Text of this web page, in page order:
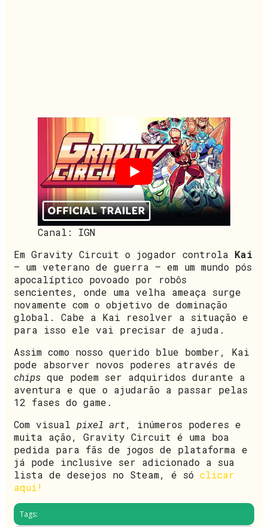
Canal: IGN
Em Gravity Circuit o jogador controla Kai
– um veterano de guerra – em um mundo pós
apocalíptico povoado por robôs
sencientes, onde uma velha ameaça surge
novamente com o objetivo de dominação
global. Cabe a Kai resolver a situação e
para isso ele vai precisar de ajuda.
Assim como nosso querido blue bomber, Kai
pode absorver novos poderes através de
chips que podem ser adquiridos durante a
aventura e que o ajudarão a passar pelas
12 fases do game.
Com visual pixel art, inúmeros poderes e
muita ação, Gravity Circuit é uma boa
pedida para fãs de jogos de plataforma e
já pode inclusive ser adicionado a sua
lista de desejos no Steam, é só clicar
aqui!
Tags: